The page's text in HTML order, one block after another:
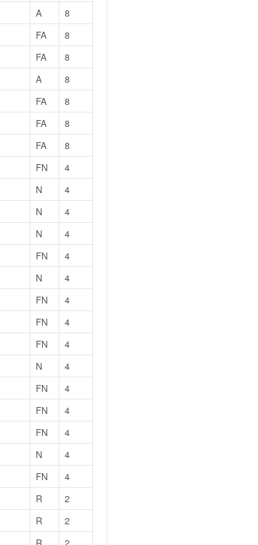
A
8
FA
8
FA
8
A
8
FA
8
FA
8
FA
8
FN
4
N
4
N
4
N
4
FN
4
N
4
FN
4
FN
4
FN
4
N
4
FN
4
FN
4
FN
4
N
4
FN
4
R
2
R
2